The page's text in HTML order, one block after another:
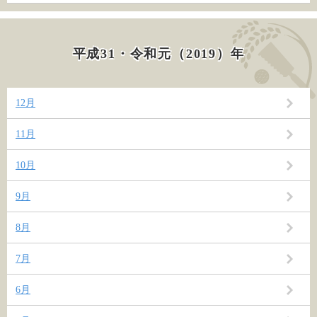
平成31・令和元（2019）年
12月
11月
10月
9月
8月
7月
6月